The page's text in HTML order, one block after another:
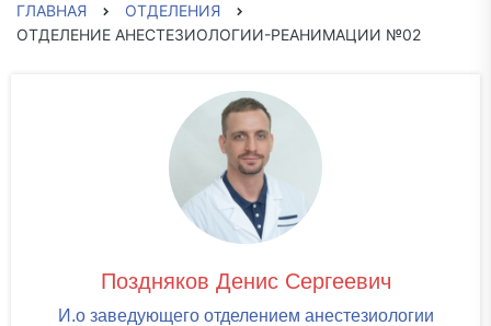
ГЛАВНАЯ
ОТДЕЛЕНИЯ
ОТДЕЛЕНИЕ АНЕСТЕЗИОЛОГИИ-РЕАНИМАЦИИ №02
Поздняков Денис Сергеевич
И.о заведующего отделением анестезиологии